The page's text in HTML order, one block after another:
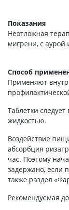
Показания
Неотложная
мигрени, с аурой
Способ
Применяют
Таблетки
жидкостью.
Воздействие
абсорбция
час. Поэтому
задержано, если
также раздел
Рекомендуемая